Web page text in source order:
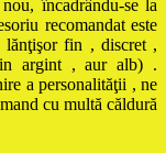
încadrându-se la
recomandat este
lănţişor fin , discret ,
argint , aur alb) .
a personalităţii , ne
cu multă căldură